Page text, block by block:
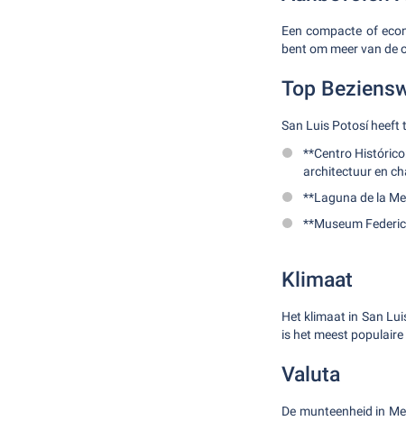
Een compacte of
bent om meer van de
Top
San Luis Potosí heeft
**Centro
architectuur en
**Laguna de la
**Museum
Klimaat
Het klimaat in San
is het meest
Valuta
De munteenheid in